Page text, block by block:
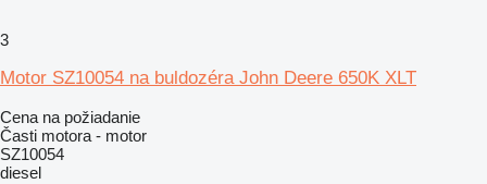
3
Motor SZ10054 na buldozéra John Deere 650K XLT
Cena na požiadanie
Časti motora - motor
SZ10054
diesel